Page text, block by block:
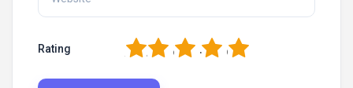
Rating 5
4
3
2